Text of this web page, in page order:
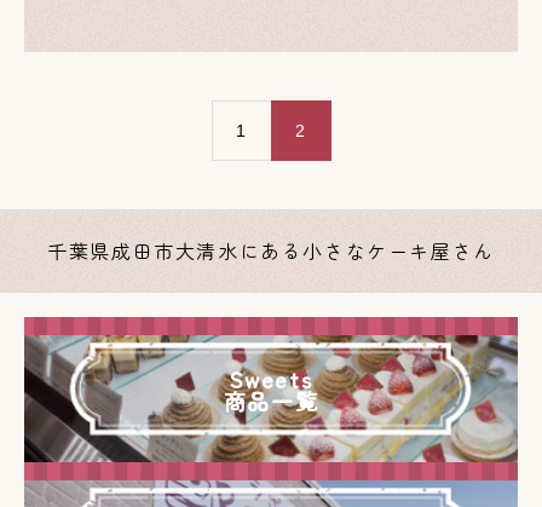
1 2
千葉県成田市大清水にある小さなケーキ屋さん
Sweets
商品一覧